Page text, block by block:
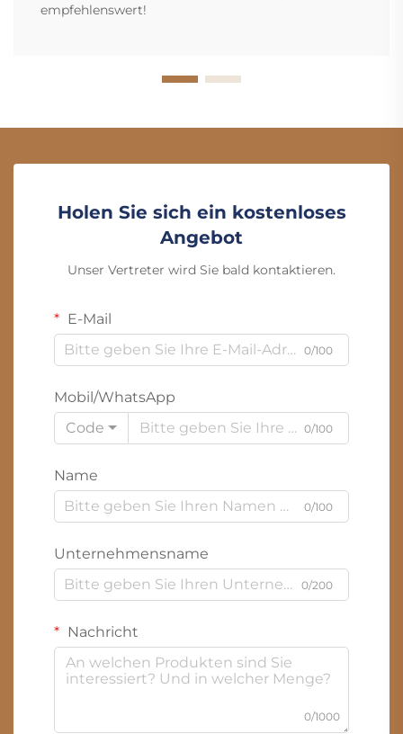
empfehlenswert!
Holen Sie sich ein kostenloses
Angebot
Unser Vertreter wird Sie bald kontaktieren.
E-Mail
0/100
Mobil/WhatsApp
Code
0/100
Name
0/100
Unternehmensname
0/200
Nachricht
0/1000